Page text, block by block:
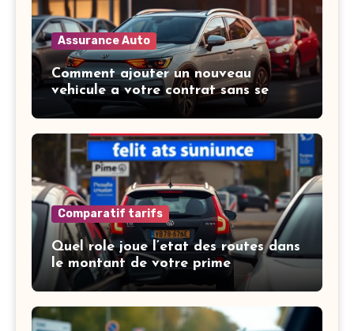
Assurance Auto
Comment ajouter un nouveau
vehicule a votre contrat sans se
tromper
Comparatif tarifs
Quel role joue l’etat des routes dans
le montant de votre prime